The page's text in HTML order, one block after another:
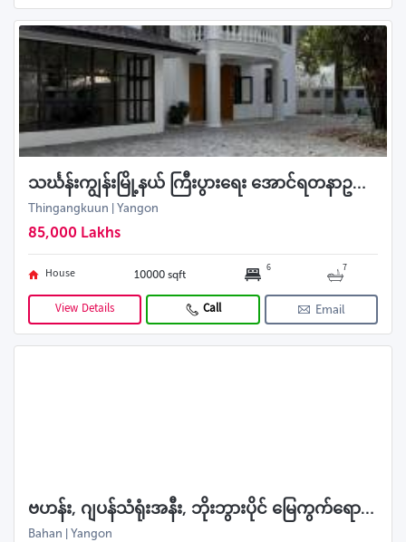
သင်္ဃန်းကျွန်းမြို့နယ် ကြီးပွားရေး အောင်ရတနာဥယျာဥ်အိမ်ရာရှိ ပြင်ဆင်ပြီး အသင့်နေ လုံးချင်းအိမ် ရောင်းမည်
Thingangkuun | Yangon
85,000 Lakhs
House 10000 sqft 6 7
View Details Call Email
ဗဟန်း, ဂျပန်သံရုံးအနီး, ဘိုးဘွားပိုင် မြေကွက်ရောင်းမည်
Bahan | Yangon